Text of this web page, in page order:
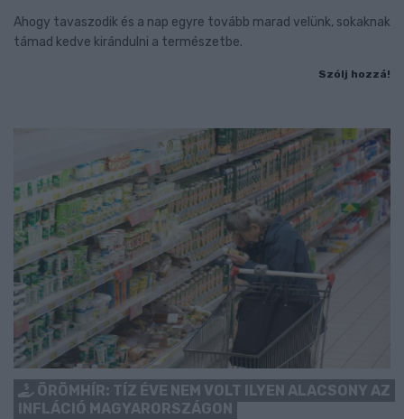
Ahogy tavaszodik és a nap egyre tovább marad velünk, sokaknak
támad kedve kirándulni a természetbe.
Szólj hozzá!
ÖRÖMHÍR: TÍZ ÉVE NEM VOLT ILYEN ALACSONY AZ
INFLÁCIÓ MAGYARORSZÁGON